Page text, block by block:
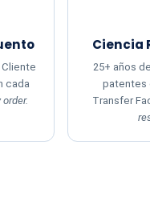
cada
Ciencia
25+ años
patentes
Transfer